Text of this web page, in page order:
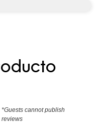
*Guests cannot publish
reviews